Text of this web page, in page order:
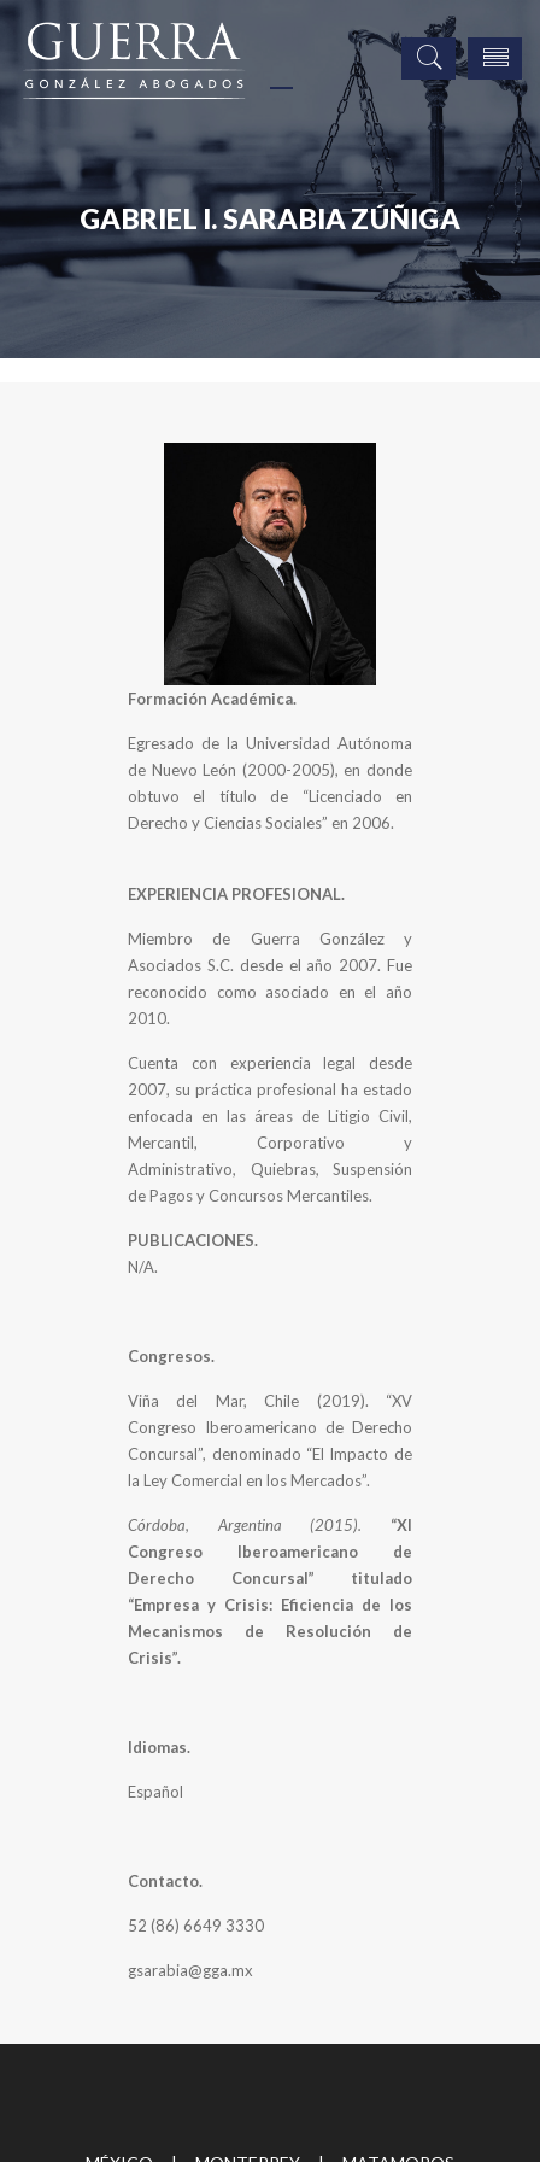
GABRIEL I. SARABIA ZÚÑIGA
Asociados Gabriel I. Sarabia Zúñiga
Formación Académica.
Egresado de la Universidad Autónoma
de Nuevo León (2000-2005), en donde
obtuvo el título de “Licenciado en
Derecho y Ciencias Sociales” en 2006.
EXPERIENCIA PROFESIONAL.
Miembro de Guerra González y
Asociados S.C. desde el año 2007. Fue
reconocido como asociado en el año
2010.
Cuenta con experiencia legal desde
2007, su práctica profesional ha estado
enfocada en las áreas de Litigio Civil,
Mercantil, Corporativo y
Administrativo, Quiebras, Suspensión
de Pagos y Concursos Mercantiles.
PUBLICACIONES.
N/A.
Congresos.
Viña del Mar, Chile (2019). “XV
Congreso Iberoamericano de Derecho
Concursal”, denominado “El Impacto de
la Ley Comercial en los Mercados”.
Córdoba, Argentina (2015). “XI
Congreso Iberoamericano de
Derecho Concursal” titulado
“Empresa y Crisis: Eficiencia de los
Mecanismos de Resolución de
Crisis”.
Idiomas.
Español
Contacto.
52 (86) 6649 3330
gsarabia@gga.mx